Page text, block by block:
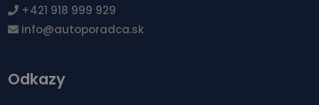
+421 918 999 929
info@autoporadca.sk
Odkazy